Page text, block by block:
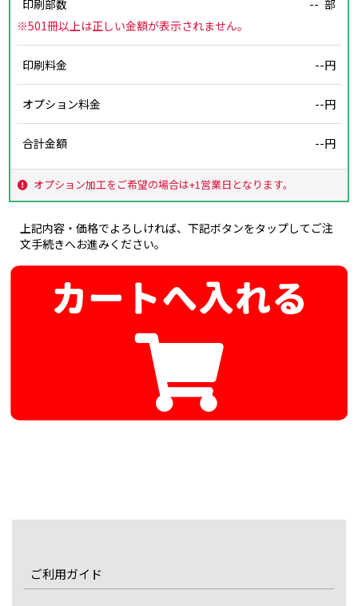
印刷部数 -- 部
※501冊以上は正しい金額が表示されません。
印刷料金 --円
オプション料金 --円
合計金額 --円
オプション加工をご希望の場合は+1営業日となります。
上記内容・価格でよろしければ、下記ボタンをタップしてご注
文手続きへお進みください。
ご利用ガイド